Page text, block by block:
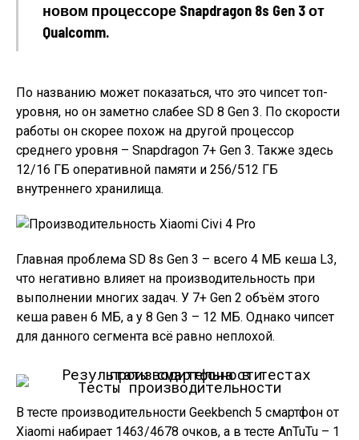
новом процессоре Snapdragon 8s Gen 3 от
Qualcomm.
По названию может показаться, что это чипсет топ-
уровня, но он заметно слабее SD 8 Gen 3. По скорости
работы он скорее похож на другой процессор
среднего уровня – Snapdragon 7+ Gen 3. Также здесь
12/16 ГБ оперативной памяти и 256/512 ГБ
внутреннего хранилища.
Главная проблема SD 8s Gen 3 – всего 4 МБ кеша L3,
что негативно влияет на производительность при
выполнении многих задач. У 7+ Gen 2 объём этого
кеша равен 6 МБ, а у 8 Gen 3 – 12 МБ. Однако чипсет
для данного сегмента всё равно неплохой.
Тесты производительности
В тесте производительности Geekbench 5 смартфон от
Xiaomi набирает 1463/4678 очков, а в тесте AnTuTu – 1